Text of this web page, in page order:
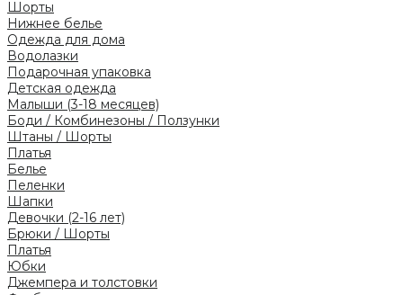
Шорты
Нижнее белье
Одежда для дома
Водолазки
Подарочная упаковка
Детская одежда
Малыши (3-18 месяцев)
Боди / Комбинезоны / Ползунки
Штаны / Шорты
Платья
Белье
Пеленки
Шапки
Девочки (2-16 лет)
Брюки / Шорты
Платья
Юбки
Джемпера и толстовки